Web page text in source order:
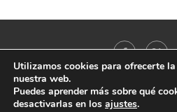
@2021 - All Right Reserved. Designed
Utilizamos cookies para ofrecerte
nuestra web.
Puedes aprender más sobre qué
desactivarlas en los ajustes.